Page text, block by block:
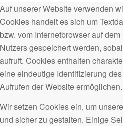
Auf unserer Website verwenden
Cookies handelt es sich um
bzw. vom Internetbrowser auf
Nutzers gespeichert werden,
aufruft. Cookies enthalten
eine eindeutige Identifizierung
Aufrufen der Website ermöglichen.
Wir setzen Cookies ein, um
und sicher zu gestalten. Einige